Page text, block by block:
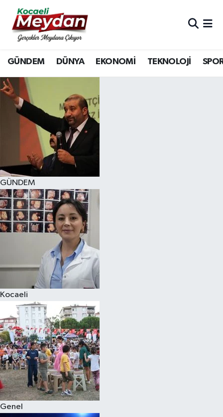
GÜNDEM DÜNYA EKONOMİ TEKNOLOJİ
GÜNDEM
Kocaeli
Genel
Nöbetçi Eczaneler
Hava Durumu
Trafik Durumu
Süper Lig Puan Durumu ve Fikstür
Tüm Manşetler
Son Dakika Haberleri
Haber Arşivi